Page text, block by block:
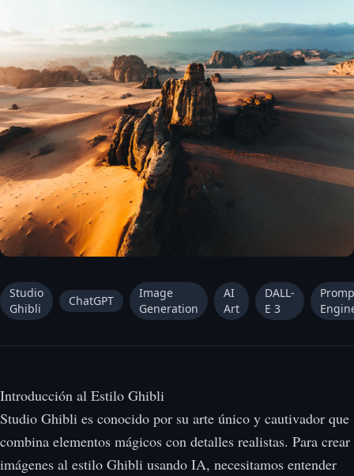
Studio
Ghibli
ChatGPT
Image
Generation
AI
Art
DALL-
E 3
Introducción al Estilo Ghibli
Studio Ghibli es conocido por su arte único y cautivador que
combina elementos mágicos con detalles realistas. Para crear
imágenes al estilo Ghibli usando IA, necesitamos entender